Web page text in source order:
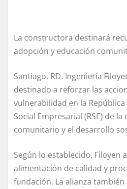
La constructora destinará
adopción y educación
Santiago, RD. Ingeniería
destinado a reforzar las
vulnerabilidad en la
Social Empresarial (RSE) de
comunitario y el desarrollo
Según lo establecido,
alimentación de calidad y
fundación. La alianza